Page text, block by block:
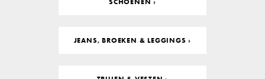
JEANS, BROEKEN & LEGGINGS ›